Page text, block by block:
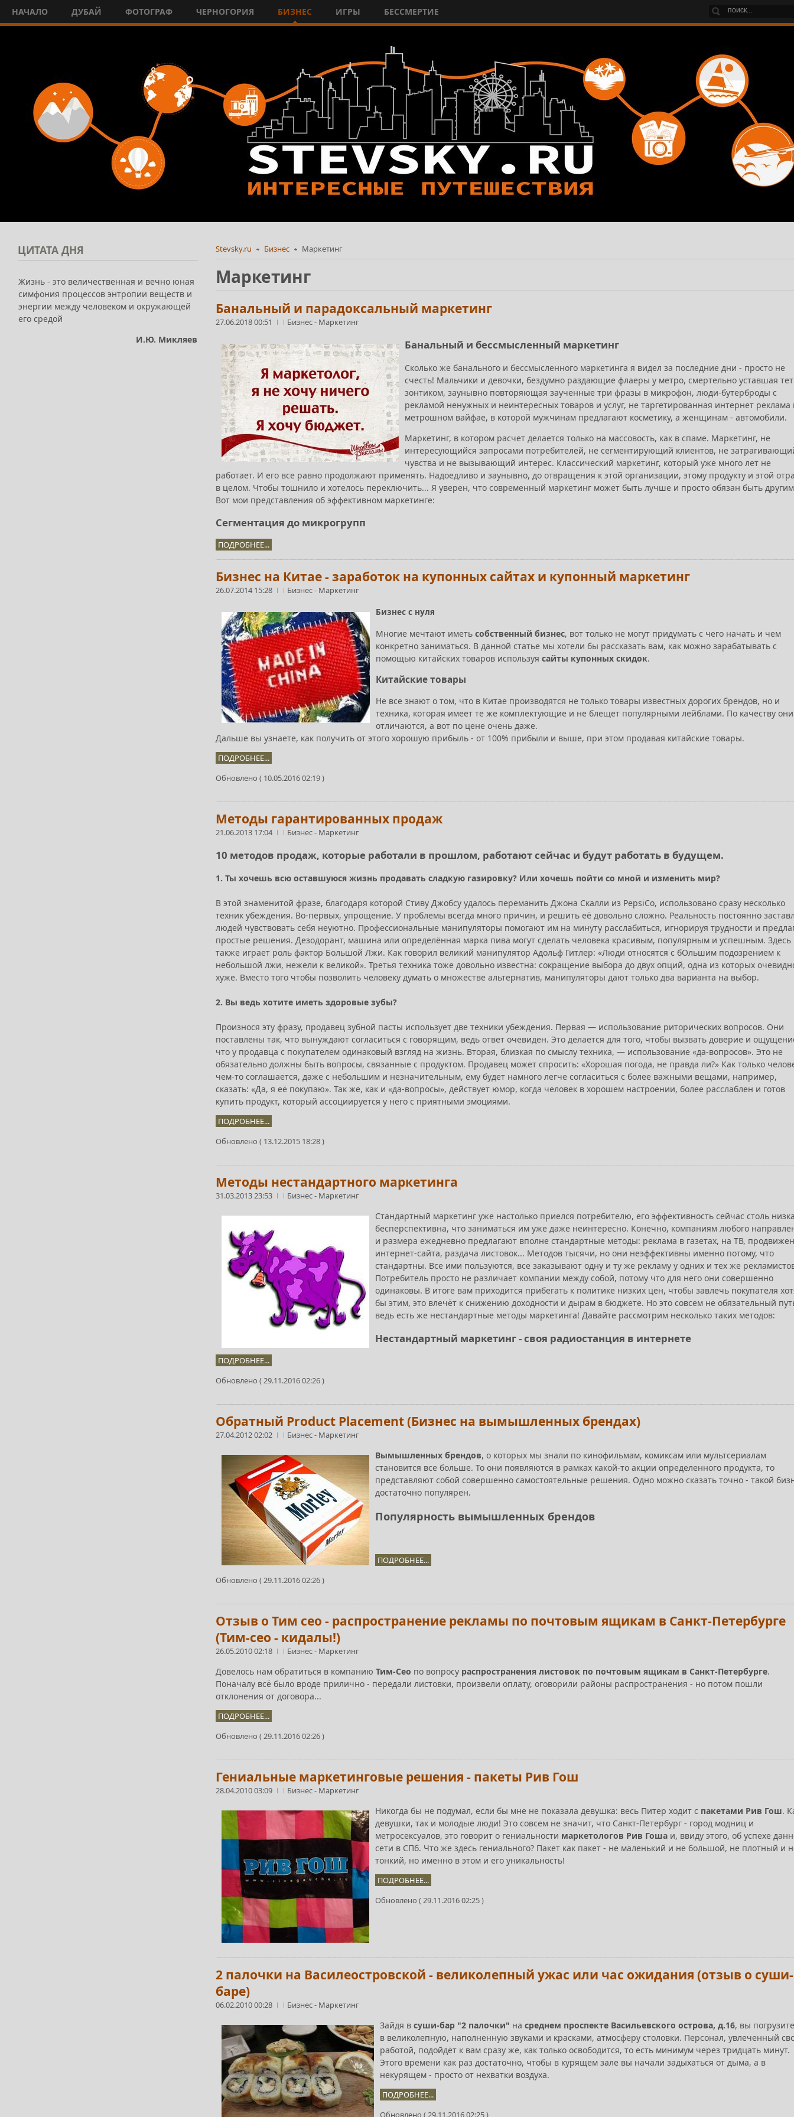
НАЧАЛО ДУБАЙ ФОТОГРАФ ЧЕРНОГОРИЯ БИЗНЕС ИГРЫ БЕССМЕРТИЕ
Stevsky.ru Бизнес Маркетинг
Маркетинг
Банальный и парадоксальный маркетинг
27.06.2018 00:51 Бизнес- Маркетинг
Банальный и бессмысленный маркетинг
Сколько же банального и бессмысленного маркетинга я видел за последние дни - просто не
счесть! Мальчики и девочки, бездумно раздающие флаеры у метро, смертельно уставшая
зонтиком, заунывно повторяющая заученные три фразы в микрофон, люди-бутерброды с
рекламой ненужных и неинтересных товаров и услуг, не таргетированная интернет реклама
метрошном вайфае, в которой мужчинам предлагают косметику, а женщинам - автомобили.
Маркетинг, в котором расчет делается только на массовость, как в спаме. Маркетинг, не
интересующийся запросами потребителей, не сегментирующий клиентов, не
чувства и не вызывающий интерес. Классический маркетинг, который уже много лет не
работает. И его все равно продолжают применять. Надоедливо и заунывно, до отвращения к этой организации, этому продукту и этой
в целом. Чтобы тошнило и хотелось переключить... Я уверен, что современный маркетинг может быть лучше и просто обязан быть
Вот мои представления об эффективном маркетинге:
Сегментация до микрогрупп
ПОДРОБНЕЕ...
Бизнес на Китае - заработок на купонных сайтах и купонный маркетинг
26.07.2014 15:28 Бизнес- Маркетинг
Бизнес с нуля
Многие мечтают иметь собственный бизнес, вот только не могут придумать с чего начать и чем
конкретно заниматься. В данной статье мы хотели бы рассказать вам, как можно зарабатывать с
помощью китайских товаров используя сайты купонных скидок.
Китайские товары
Не все знают о том, что в Китае производятся не только товары известных дорогих брендов, но и
техника, которая имеет те же комплектующие и не блещет популярными лейблами. По качеству
отличаются, а вот по цене очень даже.
Дальше вы узнаете, как получить от этого хорошую прибыль - от 100% прибыли и выше, при этом продавая китайские товары.
ПОДРОБНЕЕ...
Обновлено ( 10.05.2016 02:19 )
Методы гарантированных продаж
21.06.2013 17:04 Бизнес- Маркетинг
10 методов продаж, которые работали в прошлом, работают сейчас и будут работать в будущем.
1. Ты хочешь всю оставшуюся жизнь продавать сладкую газировку? Или хочешь пойти со мной и изменить мир?
В этой знаменитой фразе, благодаря которой Стиву Джобсу удалось переманить Джона Скалли из PepsiCo, использовано сразу несколько
техник убеждения. Во-первых, упрощение. У проблемы всегда много причин, и решить её довольно сложно. Реальность постоянно
людей чувствовать себя неуютно. Профессиональные манипуляторы помогают им на минуту расслабиться, игнорируя трудности и
простые решения. Дезодорант, машина или определённая марка пива могут сделать человека красивым, популярным и успешным. Здесь
также играет роль фактор Большой Лжи. Как говорил великий манипулятор Адольф Гитлер: «Люди относятся с бОльшим подозрением к
небольшой лжи, нежели к великой». Третья техника тоже довольно известна: сокращение выбора до двух опций, одна из которых
хуже. Вместо того чтобы позволить человеку думать о множестве альтернатив, манипуляторы дают только два варианта на выбор.
2. Вы ведь хотите иметь здоровые зубы?
Произнося эту фразу, продавец зубной пасты использует две техники убеждения. Первая — использование риторических вопросов. Они
поставлены так, что вынуждают согласиться с говорящим, ведь ответ очевиден. Это делается для того, чтобы вызвать доверие и
что у продавца с покупателем одинаковый взгляд на жизнь. Вторая, близкая по смыслу техника, — использование «да-вопросов». Это не
обязательно должны быть вопросы, связанные с продуктом. Продавец может спросить: «Хорошая погода, не правда ли?» Как только
чем-то соглашается, даже с небольшим и незначительным, ему будет намного легче согласиться с более важными вещами, например,
сказать: «Да, я её покупаю». Так же, как и «да-вопросы», действует юмор, когда человек в хорошем настроении, более расслаблен и готов
купить продукт, который ассоциируется у него с приятными эмоциями.
ПОДРОБНЕЕ...
Обновлено ( 13.12.2015 18:28 )
Методы нестандартного маркетинга
31.03.2013 23:53 Бизнес- Маркетинг
Стандартный маркетинг уже настолько приелся потребителю, его эффективность сейчас столь
бесперспективна, что заниматься им уже даже неинтересно. Конечно, компаниям любого
и размера ежедневно предлагают вполне стандартные методы: реклама в газетах, на ТВ,
интернет-сайта, раздача листовок... Методов тысячи, но они неэффективны именно потому, что
стандартны. Все ими пользуются, все заказывают одну и ту же рекламу у одних и тех же
Потребитель просто не различает компании между собой, потому что для него они совершенно
одинаковы. В итоге вам приходится прибегать к политике низких цен, чтобы завлечь покупателя
бы этим, это влечёт к снижению доходности и дырам в бюджете. Но это совсем не обязательный
ведь есть же нестандартные методы маркетинга! Давайте рассмотрим несколько таких методов:
Нестандартный маркетинг - своя радиостанция в интернете
ПОДРОБНЕЕ...
Обновлено ( 29.11.2016 02:26 )
Обратный Product Placement (Бизнес на вымышленных брендах)
27.04.2012 02:02 Бизнес- Маркетинг
Вымышленных брендов, о которых мы знали по кинофильмам, комиксам или мультсериалам
становится все больше. То они появляются в рамках какой-то акции определенного продукта, то
представляют собой совершенно самостоятельные решения. Одно можно сказать точно - такой
достаточно популярен.
Популярность вымышленных брендов
ПОДРОБНЕЕ...
Обновлено ( 29.11.2016 02:26 )
Отзыв о Тим сео - распространение рекламы по почтовым ящикам в Санкт-Петербурге
(Тим-сео - кидалы!)
26.05.2010 02:18 Бизнес- Маркетинг
Довелось нам обратиться в компанию Тим-Сео по вопросу распространения листовок по почтовым ящикам в Санкт-Петербурге.
Поначалу всё было вроде прилично - передали листовки, произвели оплату, оговорили районы распространения - но потом пошли
отклонения от договора...
ПОДРОБНЕЕ...
Обновлено ( 29.11.2016 02:26 )
Гениальные маркетинговые решения - пакеты Рив Гош
28.04.2010 03:09 Бизнес- Маркетинг
Никогда бы не подумал, если бы мне не показала девушка: весь Питер ходит с пакетами Рив Гош.
девушки, так и молодые люди! Это совсем не значит, что Санкт-Петербург - город модниц и
метросексуалов, это говорит о гениальности маркетологов Рив Гоша и, ввиду этого, об успехе
сети в СПб. Что же здесь гениального? Пакет как пакет - не маленький и не большой, не плотный и
тонкий, но именно в этом и его уникальность!
ПОДРОБНЕЕ...
Обновлено ( 29.11.2016 02:25 )
2 палочки на Василеостровской - великолепный ужас или час ожидания (отзыв о суши-
баре)
06.02.2010 00:28 Бизнес- Маркетинг
Зайдя в суши-бар "2 палочки" на среднем проспекте Васильевского острова, д.16, вы
в великолепную, наполненную звуками и красками, атмосферу столовки. Персонал, увлеченный
работой, подойдёт к вам сразу же, как только освободится, то есть минимум через тридцать минут.
Этого времени как раз достаточно, чтобы в курящем зале вы начали задыхаться от дыма, а в
некурящем - просто от нехватки воздуха.
ПОДРОБНЕЕ...
Обновлено ( 29.11.2016 02:25 )
ЦИТАТА ДНЯ
Жизнь - это величественная и вечно юная
симфония процессов энтропии веществ и
энергии между человеком и окружающей
его средой
И.Ю. Микляев